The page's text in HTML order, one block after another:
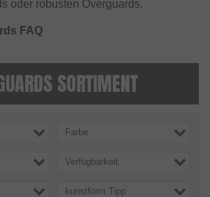
oder robusten Overguards.
FAQ
SORTIMENT
Farbe
Verfügbarkeit
kunstform Tipp